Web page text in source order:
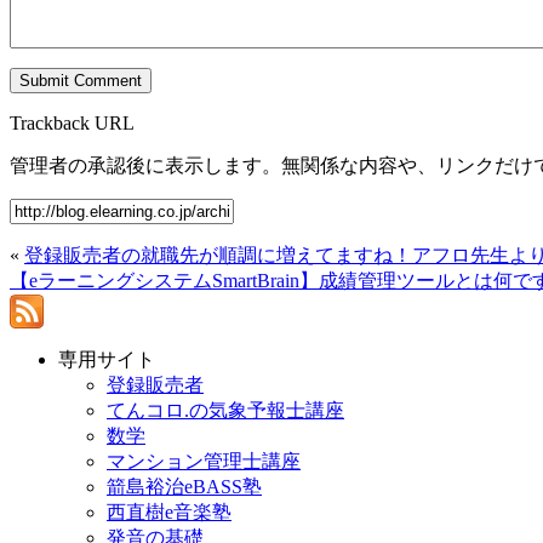
Trackback URL
管理者の承認後に表示します。無関係な内容や、リンクだ
« 登録販売者の就職先が順調に増えてますね！アフロ先生よ
【eラーニングシステムSmartBrain】成績管理ツールとは何で
専用サイト
登録販売者
てんコロ.の気象予報士講座
数学
マンション管理士講座
箭島裕治eBASS塾
西直樹e音楽塾
発音の基礎